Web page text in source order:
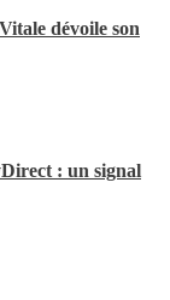
dévoile son
: un signal